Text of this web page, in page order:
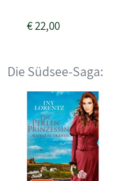
€22,00
Die Südsee-Saga: